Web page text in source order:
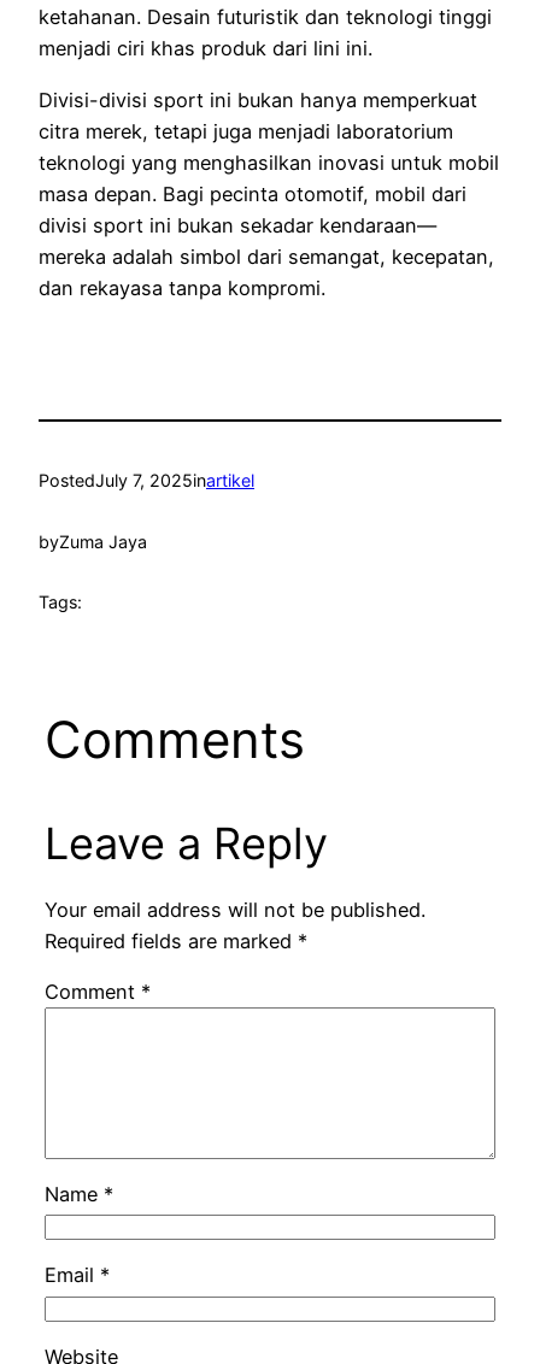
ketahanan. Desain futuristik dan teknologi tinggi
menjadi ciri khas produk dari lini ini.
Divisi-divisi sport ini bukan hanya memperkuat
citra merek, tetapi juga menjadi laboratorium
teknologi yang menghasilkan inovasi untuk mobil
masa depan. Bagi pecinta otomotif, mobil dari
divisi sport ini bukan sekadar kendaraan—
mereka adalah simbol dari semangat, kecepatan,
dan rekayasa tanpa kompromi.
PostedJuly 7, 2025inartikel
byZuma Jaya
Tags:
Comments
Leave a Reply
Your email address will not be published.
Required fields are marked *
Comment *
Name *
Email *
Website